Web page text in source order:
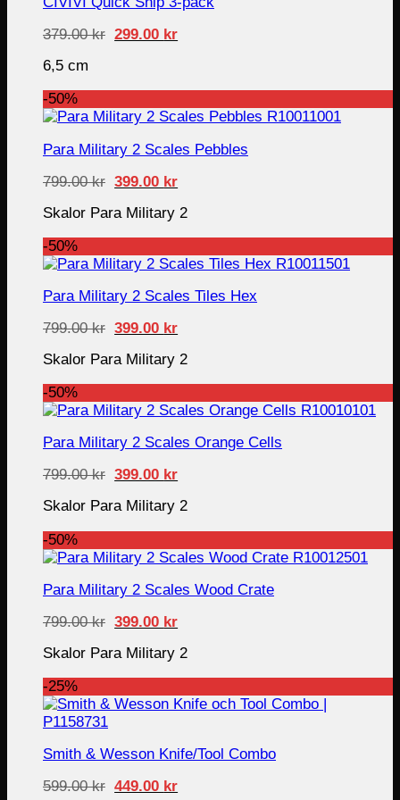
379.00kr Original
299.00 krCurrent
6,5 cm
-50%
Para Military 2 Scales Pebbles
799.00kr Original
was:
799.00 kr.
399.00 krCurrent
is:
Skalor Para Military 2
-50%
Para Military 2 Scales Tiles Hex
799.00kr Original
was:
799.00 kr.
399.00 krCurrent
is:
Skalor Para Military 2
-50%
Para Military 2 Scales Orange Cells
799.00kr Original
was:
799.00 kr.
399.00 krCurrent
is:
Skalor Para Military 2
-50%
Para Military 2 Scales Wood Crate
799.00kr Original
was:
799.00 kr.
399.00 krCurrent
is:
Skalor Para Military 2
-25%
Smith & Wesson Knife/Tool Combo
599.00kr Original
449.00 krCurrent